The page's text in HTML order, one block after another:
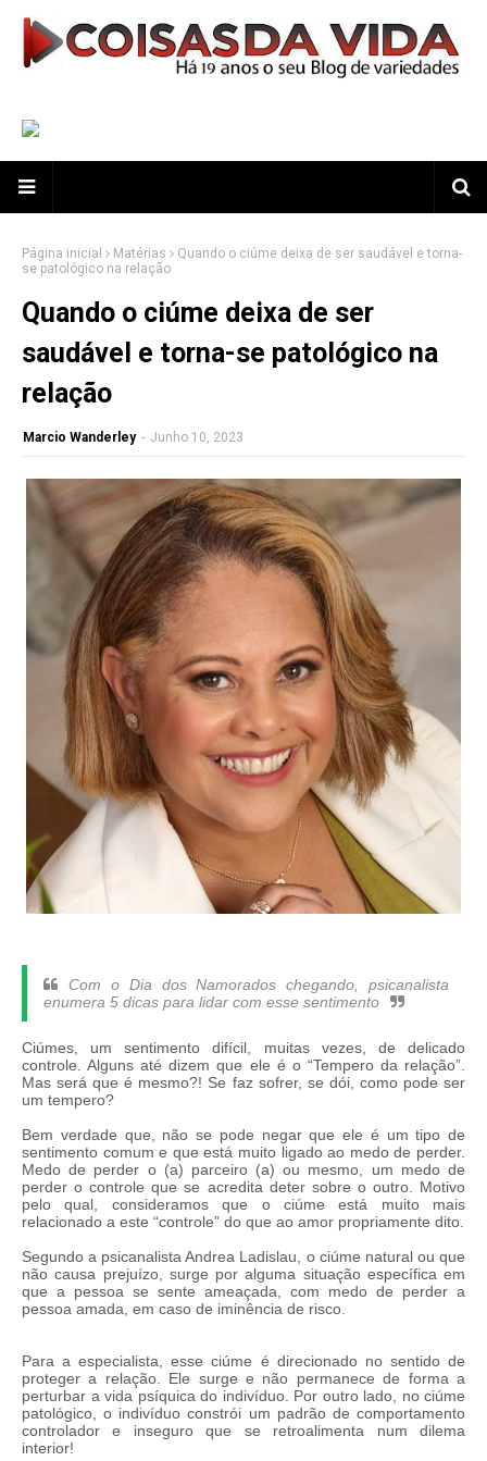
Página inicial Matérias
Quando o ciúme deixa de ser saudável e torna-
se patológico na relação
Quando o ciúme deixa de ser
saudável e torna-se patológico na
relação
Marcio Wanderley - Junho 10, 2023
Com o Dia dos Namorados chegando, psicanalista
enumera 5 dicas para lidar com esse sentimento
Ciúmes, um sentimento difícil, muitas vezes, de delicado
controle. Alguns até dizem que ele é o “Tempero da relação”.
Mas será que é mesmo?! Se faz sofrer, se dói, como pode ser
um tempero?
Bem verdade que, não se pode negar que ele é um tipo de
sentimento comum e que está muito ligado ao medo de perder.
Medo de perder o (a) parceiro (a) ou mesmo, um medo de
perder o controle que se acredita deter sobre o outro. Motivo
pelo qual, consideramos que o ciúme está muito mais
relacionado a este “controle” do que ao amor propriamente dito.
Segundo a psicanalista Andrea Ladislau, o ciúme natural ou que
não causa prejuízo, surge por alguma situação específica em
que a pessoa se sente ameaçada, com medo de perder a
pessoa amada, em caso de iminência de risco.
Para a especialista, esse ciúme é direcionado no sentido de
proteger a relação. Ele surge e não permanece de forma a
perturbar a vida psíquica do indivíduo. Por outro lado, no ciúme
patológico, o indivíduo constrói um padrão de comportamento
controlador e inseguro que se retroalimenta num dilema
interior!